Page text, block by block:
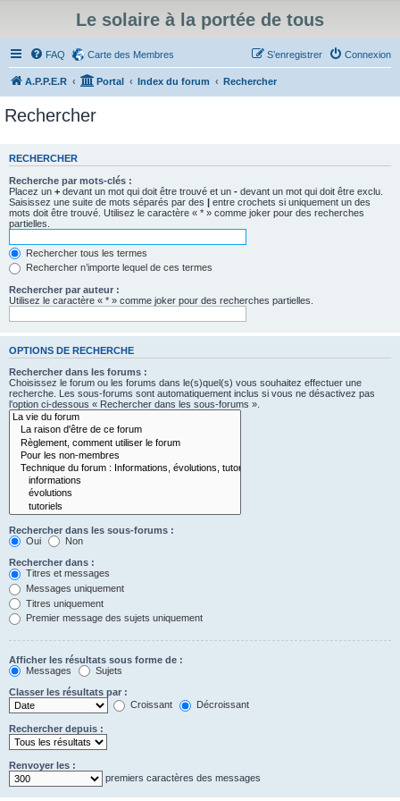
Le solaire à la portée de tous
FAQ Carte des Membres Connexion
S’enregistrer
A.P.P.E.R Portal Index du forum Rechercher
Rechercher
RECHERCHER
Recherche par mots-clés :
Placez un + devant un mot qui doit être trouvé et un - devant un mot qui doit être exclu.
Saisissez une suite de mots séparés par des | entre crochets si uniquement un des
mots doit être trouvé. Utilisez le caractère « * » comme joker pour des recherches
partielles.
Rechercher tous les termes
Rechercher n’importe lequel de ces termes
Rechercher par auteur :
Utilisez le caractère « * » comme joker pour des recherches partielles.
OPTIONS DE RECHERCHE
Rechercher dans les forums :
Choisissez le forum ou les forums dans le(s)quel(s) vous souhaitez effectuer une
recherche. Les sous-forums sont automatiquement inclus si vous ne désactivez pas
l’option ci-dessous « Rechercher dans les sous-forums ».
Rechercher dans les sous-forums :
Oui
Non
Rechercher dans :
Titres et messages
Messages uniquement
Titres uniquement
Premier message des sujets uniquement
Afficher les résultats sous forme de :
Messages
Sujets
Classer les résultats par :
Croissant
Décroissant
Rechercher depuis :
Renvoyer les :
premiers caractères des messages